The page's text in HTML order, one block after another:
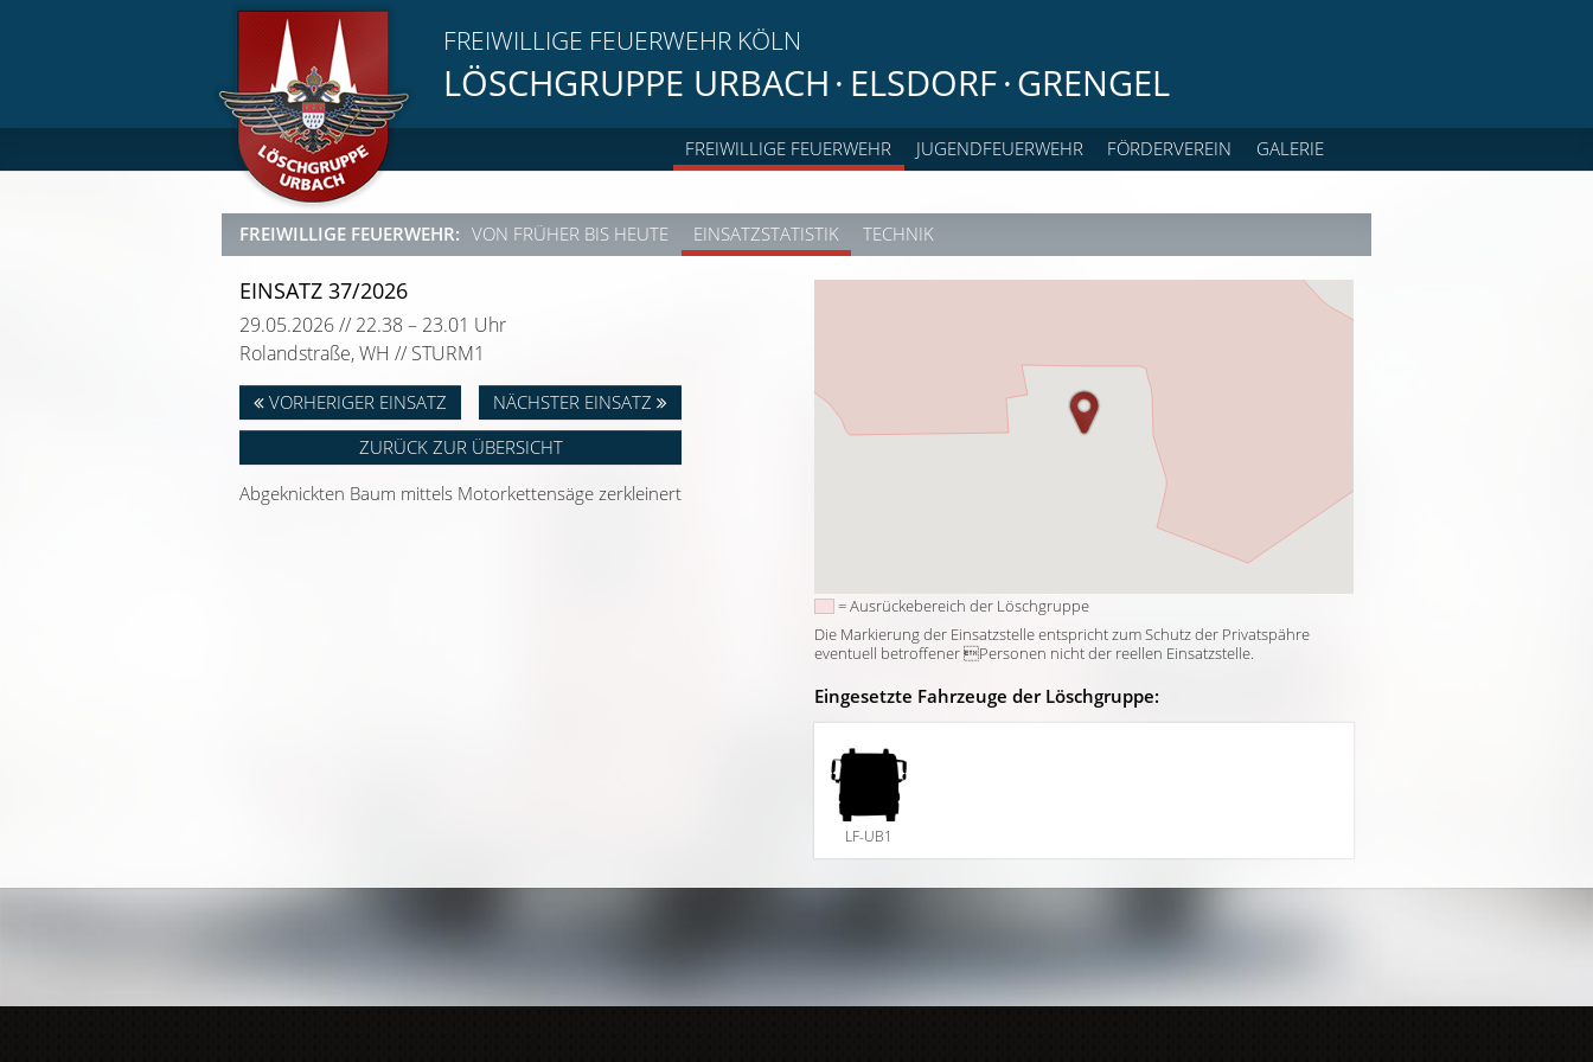
FREIWILLIGE FEUERWEHR KÖLN
LÖSCHGRUPPE URBACH · ELSDORF·GRENGEL
FREIWILLIGE FEUERWEHR JUGENDFEUERWEHR FÖRDERVEREIN GALERIE
FREIWILLIGE FEUERWEHR: VON FRÜHER BIS HEUTE EINSATZSTATISTIK TECHNIK
EINSATZ 37/2026
29.05.2026 // 22.38 – 23.01 Uhr
Rolandstraße, WH // STURM1
VORHERIGER EINSATZ
NÄCHSTER EINSATZ
ZURÜCK ZUR ÜBERSICHT
Abgeknickten Baum mittels Motorkettensäge zerkleinert
= Ausrückebereich der Löschgruppe
Die Markierung der Einsatzstelle entspricht zum Schutz der Privatspähre
eventuell betroffener Personen nicht der reellen Einsatzstelle.
Eingesetzte Fahrzeuge der Löschgruppe:
LF-UB1